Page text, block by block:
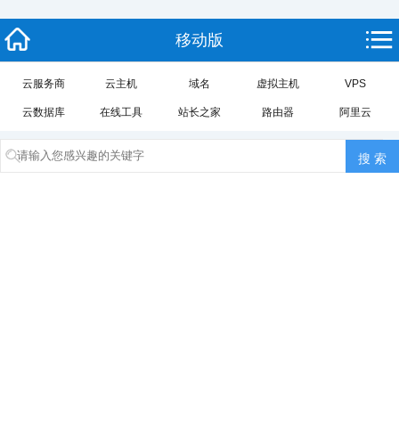
移动版
云服务商 云主机 域名 虚拟主机 VPS
云数据库 在线工具 站长之家 路由器 阿里云